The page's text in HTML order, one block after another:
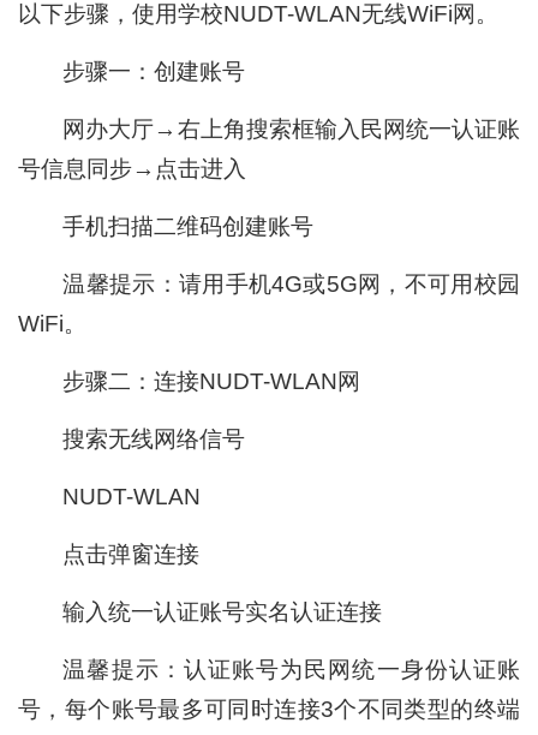
以下步骤，使用学校NUDT-WLAN无线WiFi网。
步骤一：创建账号
网办大厅→右上角搜索框输入民网统一认证账
号信息同步→点击进入
手机扫描二维码创建账号
温馨提示：请用手机4G或5G网，不可用校园
WiFi。
步骤二：连接NUDT-WLAN网
搜索无线网络信号
NUDT-WLAN
点击弹窗连接
输入统一认证账号实名认证连接
温馨提示：认证账号为民网统一身份认证账
号，每个账号最多可同时连接3个不同类型的终端